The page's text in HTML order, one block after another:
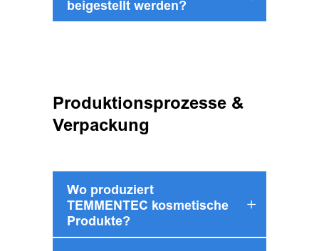
beigestellt werden?
Produktionsprozesse &
Verpackung
Wo produziert
TEMMENTEC kosmetische
Produkte?